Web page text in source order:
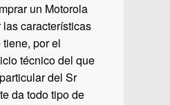
un Motorola
características
por el
técnico del que
del Sr
da todo tipo de